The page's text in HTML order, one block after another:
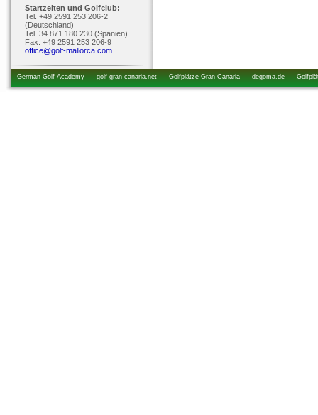
Startzeiten und Golfclub:
Tel. +49 2591 253 206-2
(Deutschland)
Tel. 34 871 180 230 (Spanien)
Fax. +49 2591 253 206-9
office@golf-mallorca.com
German Golf Academy golf-gran-canaria.net Golfplätze Gran Canaria degoma.de
startzeiten.de golfkurs-urlaub.de